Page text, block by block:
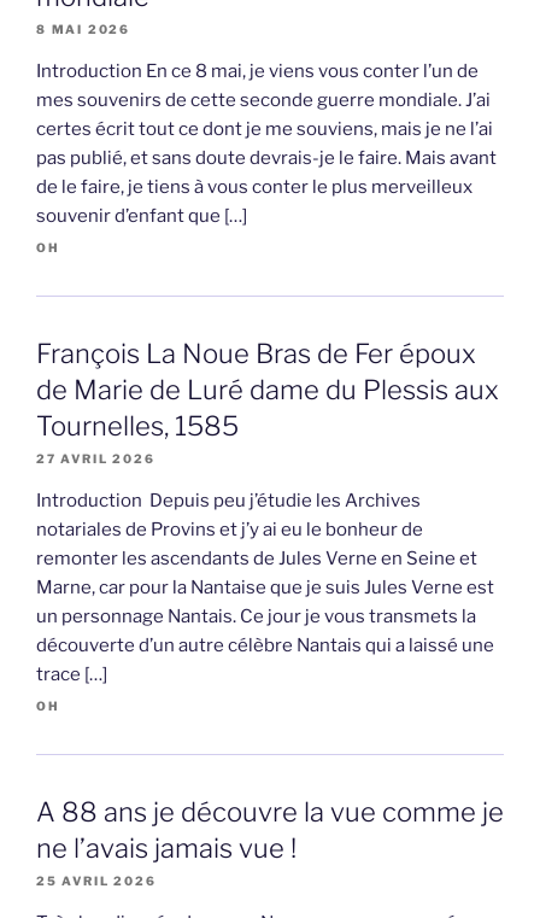
8 MAI 2026
Introduction En ce 8 mai, je viens vous conter l’un de
mes souvenirs de cette seconde guerre mondiale. J’ai
certes écrit tout ce dont je me souviens, mais je ne l’ai
pas publié, et sans doute devrais-je le faire. Mais avant
de le faire, je tiens à vous conter le plus merveilleux
souvenir d’enfant que […]
OH
François La Noue Bras de Fer époux
de Marie de Luré dame du Plessis aux
Tournelles, 1585
27 AVRIL 2026
Introduction Depuis peu j’étudie les Archives
notariales de Provins et j’y ai eu le bonheur de
remonter les ascendants de Jules Verne en Seine et
Marne, car pour la Nantaise que je suis Jules Verne est
un personnage Nantais. Ce jour je vous transmets la
découverte d’un autre célèbre Nantais qui a laissé une
trace […]
OH
A 88 ans je découvre la vue comme je
ne l’avais jamais vue !
25 AVRIL 2026